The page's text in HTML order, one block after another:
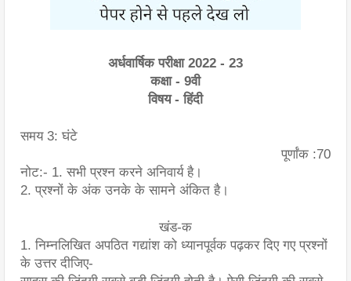
अर्धवार्षिक परीक्षा 2022 - 23
कक्षा - 9वी
विषय - हिंदी
समय 3: घंटे
पूर्णांक :70
नोट:- 1. सभी प्रश्न करने अनिवार्य है।
2. प्रश्नों के अंक उनके के सामने अंकित है।
खंड-क
1. निम्नलिखित अपठित गद्यांश को ध्यानपूर्वक पढ़कर दिए गए प्रश्नों
के उत्तर दीजिए-